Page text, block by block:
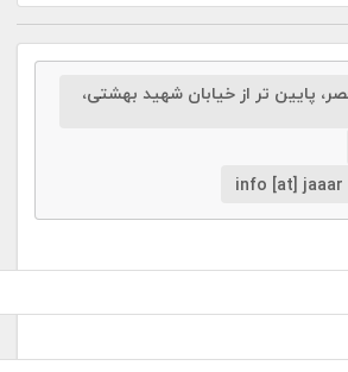
پایین تر از خیابان شهید بهشتی،